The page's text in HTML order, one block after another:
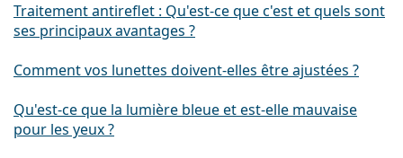
Traitement antireflet : Qu'est-ce que c'est et quels sont
ses principaux avantages ?
Comment vos lunettes doivent-elles être ajustées ?
Qu'est-ce que la lumière bleue et est-elle mauvaise
pour les yeux ?